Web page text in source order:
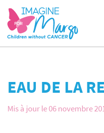
EAU DE LA
Mis à jour le 06 novembre